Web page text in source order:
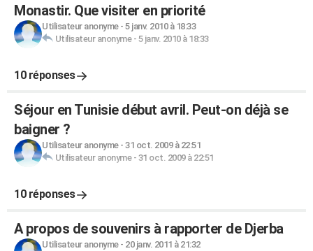
Monastir. Que visiter en priorité
Utilisateur anonyme- 5 janv. 2010 à 18:33
Utilisateur anonyme- 5 janv. 2010 à 18:33
10 réponses
Séjour en Tunisie début avril. Peut-on déjà se
baigner ?
Utilisateur anonyme- 31 oct. 2009 à 22:51
Utilisateur anonyme- 31 oct. 2009 à 22:51
10 réponses
A propos de souvenirs à rapporter de Djerba
Utilisateur anonyme- 20 janv. 2011 à 21:32